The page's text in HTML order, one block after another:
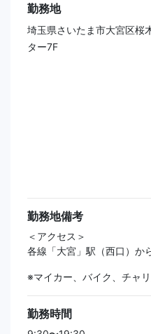
勤務地
埼玉県さいたま市大宮区桜
ター7F
勤務地備考
＜アクセス＞
各線「大宮」駅（西口）か
※マイカー、バイク、チャ
勤務時間